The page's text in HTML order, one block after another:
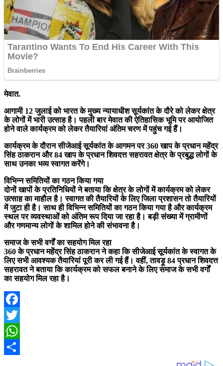
मेवात.
आगामी 12 जुलाई को भारत के मुख्य न्यायाधीश सूर्यकांत के दौरे को लेकर क्षेत्र
के लोगों में भारी उत्साह है। पहली बार मेवात की ऐतिहासिक भूमि पर आयोजित
होने वाले कार्यक्रम को लेकर तैयारियां अंतिम चरण में पहुंच गई हैं।
कार्यक्रम के दौरान सीजेआई सूर्यकांत के आगमन पर 360 खाप के प्रधान महेंद्र
सिंह ठाकरान और 84 खाप के प्रधान शिवदत्त सहरावत क्षेत्र के प्रबुद्ध लोगों के
साथ उनका भव्य स्वागत करेंगे।
विभिन्न समितियों का गठन किया गया
दोनों खापों के प्रतिनिधियों ने बताया कि क्षेत्र के लोगों में कार्यक्रम को लेकर
उत्साह का माहौल है। स्वागत की तैयारियों के लिए जिला प्रशासन तो तैयारियों
में जुटा ही है। साथ ही विभिन्न समितियों का गठन किया गया है और कार्यक्रम
स्थल पर व्यवस्थाओं को अंतिम रूप दिया जा रहा है। बड़ी संख्या में ग्रामीणों
और गणमान्य लोगों के शामिल होने की संभावना है।
समाज के सभी वर्गों का सहयोग मिल रहा
360 के प्रधान महेंद्र सिंह ठाकरान ने कहा कि सीजेआई सूर्यकांत के स्वागत के
लिए सभी आवश्यक तैयारियां पूरी कर ली गई हैं। वहीं, तावड़ू 84 प्रधान शिवदत्त
सहरावत ने बताया कि कार्यक्रम को सफल बनाने के लिए समाज के सभी वर्गों
का सहयोग मिल रहा है।
Facebook
Twitter
WhatsApp